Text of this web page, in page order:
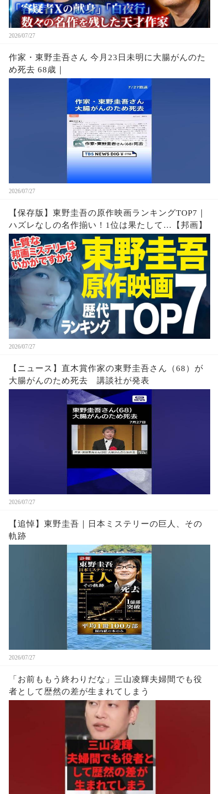
2026/07/27
作家・東野圭吾さん 今月23日未明に大腸がんのた
め死去 68歳｜
2026/07/27
【保存版】東野圭吾の原作映画ランキングTOP7｜
ハズレなしの名作揃い！1位は果たして…【邦画】
2026/07/27
【ニュース】直木賞作家の東野圭吾さん（68）が
大腸がんのため死去 講談社が発表
2026/07/27
【追悼】東野圭吾｜日本ミステリーの巨人、その
軌跡
2026/07/27
「お前ももう終わりだな」三山凌輝夫婦間でも役
者として歴然の差が生まれてしまう